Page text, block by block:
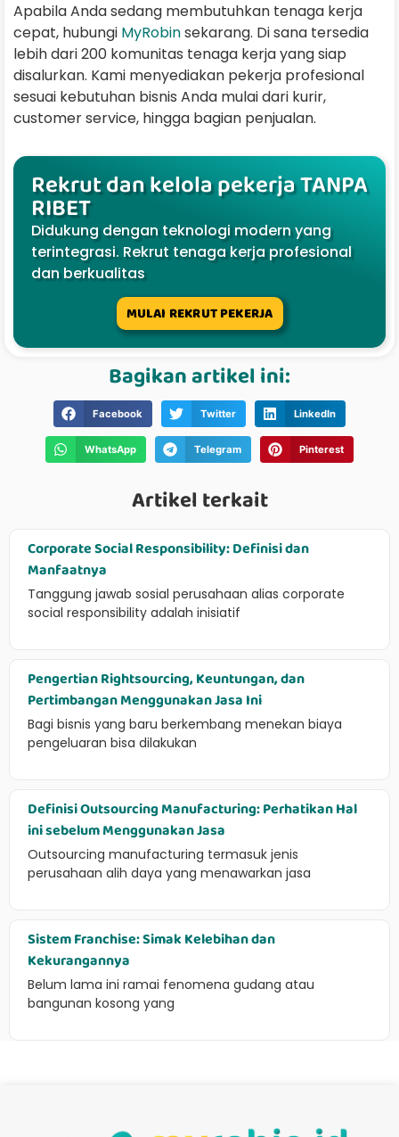
Apabila Anda sedang membutuhkan tenaga kerja
cepat, hubungi MyRobinsekarang. Di sana tersedia
lebih dari 200 komunitas tenaga kerja yang siap
disalurkan. Kami menyediakan pekerja profesional
sesuai kebutuhan bisnis Anda mulai dari kurir,
customer service, hingga bagian penjualan.
Rekrut dan kelola pekerja TANPA
RIBET
Didukung dengan teknologi modern yang
terintegrasi. Rekrut tenaga kerja profesional
dan berkualitas
MULAI REKRUT PEKERJA
Bagikan artikel ini:
Facebook Twitter LinkedIn
WhatsApp Telegram Pinterest
Artikel terkait
Corporate Social Responsibility: Definisi dan
Manfaatnya
Tanggung jawab sosial perusahaan alias corporate
social responsibility adalah inisiatif
Pengertian Rightsourcing, Keuntungan, dan
Pertimbangan Menggunakan Jasa Ini
Bagi bisnis yang baru berkembang menekan biaya
pengeluaran bisa dilakukan
Definisi Outsourcing Manufacturing: Perhatikan Hal
ini sebelum Menggunakan Jasa
Outsourcing manufacturing termasuk jenis
perusahaan alih daya yang menawarkan jasa
Sistem Franchise: Simak Kelebihan dan
Kekurangannya
Belum lama ini ramai fenomena gudang atau
bangunan kosong yang